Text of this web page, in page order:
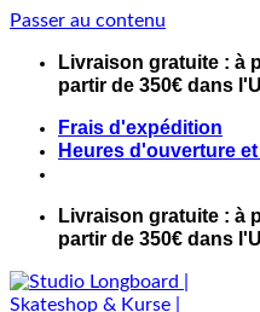
Passer au contenu
Livraison gratuite : à
partir de 350€ dans
Frais d'expédition
Heures d'ouverture
Livraison gratuite : à
partir de 350€ dans